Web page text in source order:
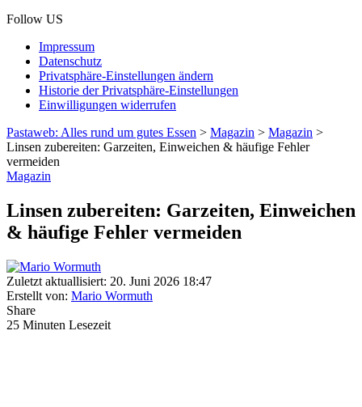
Follow US
Impressum
Datenschutz
Privatsphäre-Einstellungen ändern
Historie der Privatsphäre-Einstellungen
Einwilligungen widerrufen
Pastaweb: Alles rund um gutes Essen > Magazin > Magazin >
Linsen zubereiten: Garzeiten, Einweichen & häufige Fehler
vermeiden
Magazin
Linsen zubereiten: Garzeiten, Einweichen
& häufige Fehler vermeiden
Zuletzt aktuallisiert: 20. Juni 2026 18:47
Erstellt von: Mario Wormuth
Share
25 Minuten Lesezeit